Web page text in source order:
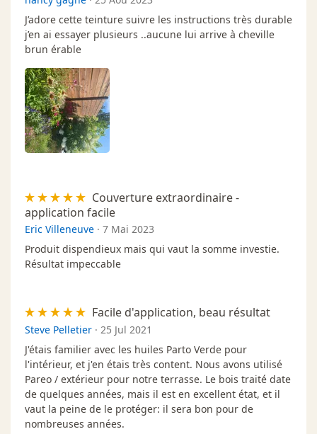
J’adore cette teinture suivre les instructions très durable
j’en ai essayer plusieurs ..aucune lui arrive à cheville
brun érable
Couverture extraordinaire -
application facile
Eric Villeneuve · 7 Mai 2023
Produit dispendieux mais qui vaut la somme investie.
Résultat impeccable
Facile d'application, beau résultat
Steve Pelletier · 25 Jul 2021
J'étais familier avec les huiles Parto Verde pour
l'intérieur, et j'en étais très content. Nous avons utilisé
Pareo / extérieur pour notre terrasse. Le bois traité date
de quelques années, mais il est en excellent état, et il
vaut la peine de le protéger: il sera bon pour de
nombreuses années.